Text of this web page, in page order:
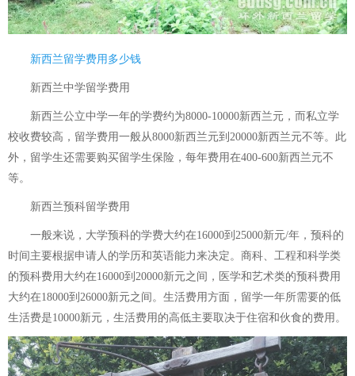
新西兰留学费用多少钱
新西兰中学留学费用
新西兰公立中学一年的学费约为8000-10000新西兰元，而私立学
校收费较高，留学费用一般从8000新西兰元到20000新西兰元不等。此
外，留学生还需要购买留学生保险，每年费用在400-600新西兰元不
等。
新西兰预科留学费用
一般来说，大学预科的学费大约在16000到25000新元/年，预科的
时间主要根据申请人的学历和英语能力来决定。商科、工程和科学类
的预科费用大约在16000到20000新元之间，医学和艺术类的预科费用
大约在18000到26000新元之间。生活费用方面，留学一年所需要的低
生活费是10000新元，生活费用的高低主要取决于住宿和伙食的费用。